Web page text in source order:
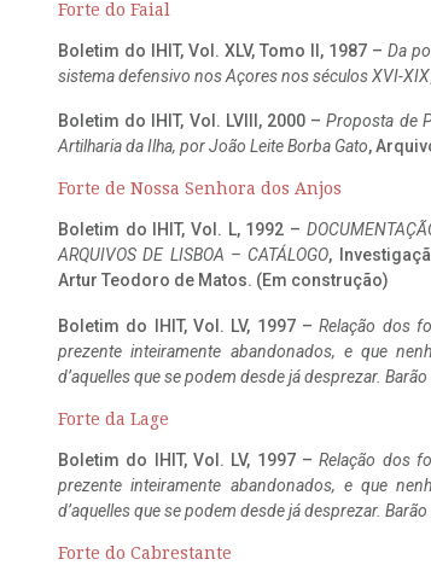
Forte do Faial
Boletim do IHIT, Vol. XLV, Tomo II, 1987 – Da
sistema defensivo nos Açores nos séculos XVI-XIX
Boletim do IHIT, Vol. LVIII, 2000 –Proposta de
Artilharia da Ilha, por João Leite Borba Gato,
Forte de Nossa Senhora dos Anjos
Boletim do IHIT, Vol. L, 1992 –
ARQUIVOS DE LISBOA – CATÁLOGO,
Artur Teodoro de Matos. (Em construção)
Boletim do IHIT, Vol. LV, 1997 –Relação dos
prezente inteiramente abandonados, e que
d’aquelles que se podem desde já desprezar.
Forte da Lage
Boletim do IHIT, Vol. LV, 1997 –Relação dos
prezente inteiramente abandonados, e que
d’aquelles que se podem desde já desprezar.
Forte do Cabrestante